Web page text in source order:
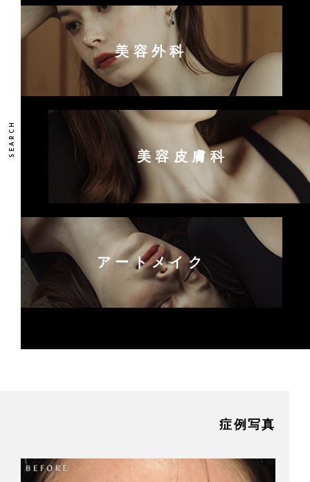
美容外科
美容皮膚科
アートメイク
症例写真